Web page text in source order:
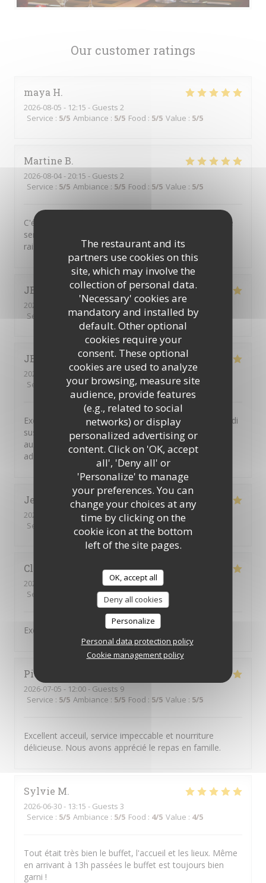
The restaurant and its
partners use cookies on this
site, which may involve the
collection of personal data.
'Necessary' cookies are
mandatory and installed by
default. Other optional
cookies require your
consent. These optional
cookies are used to analyze
your browsing, measure site
audience, provide features
(e.g., related to social
networks) or display
personalized advertising or
content. Click on 'OK, accept
all', 'Deny all' or
'Personalize' to manage
your preferences. You can
change your choices at any
time by clicking on the
cookie icon at the bottom
left of the site pages.
OK, accept all
Deny all cookies
Personalize
Personal data protection policy
Cookie management policy
Our customer ratings
maya H
2026-08-05 - 12:15 - Guests 2
Service : 5/5 Ambiance : 5/5 Food : 5/5 Value : 5/5
Martine B
2026-08-04- 20:15 - Guests 2
Service : 5/5 Ambiance : 5/5 Food : 5/5 Value : 5/5
C'était absolument délicieux.... comme d'habitude. Et le
serveur était très agréable. De plus les prix sont très
raisonnables vu la qualité.
JEAN-CHRISTOPHEM
2026-07-24
- 12:15 - Guests 1
Service
/5 Ambiance: 5/5 Food: 5/5 Value :5/5
JEAN-MARIEF
2026-07-06
- 12:30 - Guests 4
Service
/5 Ambiance:5/5 Food:5/5 Value:5/5
Excellent restaurant libanais. Le buffet à volonté du midi
suscite l enthousiasme de toutes les personnes
auxquelles je propose de déjeuner à cette très bonne
adresse.
Jean-FrançoisB
2026-07-12
- 13:00 - Guests 6
Service
Ambiance : Food :5 /5
Claudie
2026-07-11
- 20:00 - Guests 4
Service
Ambiance:4/5 Food:5/5 Value
Excellent mezze comme d‘habitude
Pierre
2026-07-05 - 12:00 - Guests 9
Service : 5/5 Ambiance : 5/5 Food : 5/5 Value : 5/5
Excellent acceuil, service impeccable et nourriture
délicieuse. Nous avons apprécié le repas en famille.
Sylvie M
2026-06-30- 13:15 - Guests 3
Service : 5/5 Ambiance : 5/5 Food : 4/5 Value : 4/5
Tout était très bien le buffet, l'accueil et les lieux. Même
en arrivant à 13h passées le buffet est toujours bien
garni !